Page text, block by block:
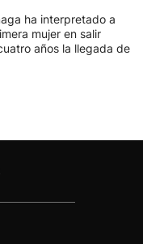
ha interpretado a
mujer en salir
años la llegada de